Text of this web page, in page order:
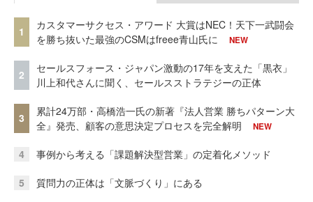
1
カスタマーサクセス・アワード 大賞はNEC！天下一武闘会
を勝ち抜いた最強のCSMはfreee青山氏に
NEW
2
セールスフォース・ジャパン激動の17年を支えた「黒衣」
川上和代さんに聞く、セールスストラテジーの正体
3
累計24万部・高橋浩一氏の新著『法人営業 勝ちパターン大
全』発売、顧客の意思決定プロセスを完全解明
NEW
4 事例から考える「課題解決型営業」の定着化メソッド
5 質問力の正体は「文脈づくり」にある